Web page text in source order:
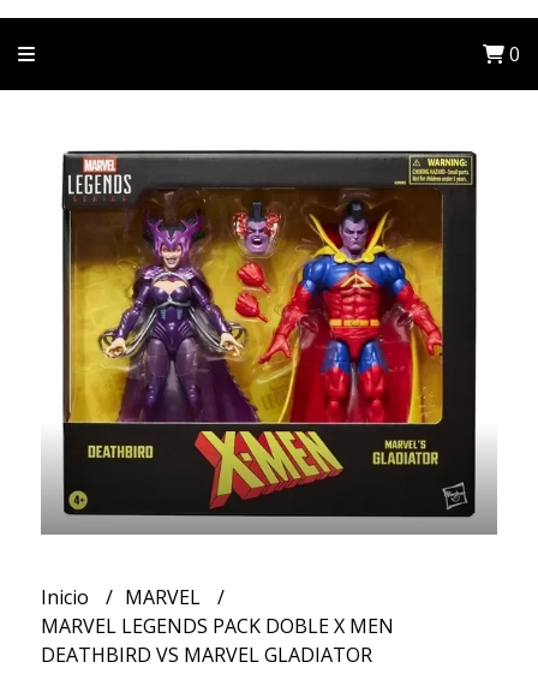
0
Inicio
MARVEL
MARVEL LEGENDS PACK DOBLE X MEN
DEATHBIRD VS MARVEL GLADIATOR